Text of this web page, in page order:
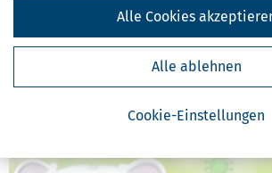
Cookie-Einstellungen
Alle ablehnen
Alle Cookies
mit dem Finanzamt gestritten. Der Grund:
Tätigkeit führt zu Einkünften aus
deshalb keine Gewerbesteuerpflicht zur Folge.
mehr